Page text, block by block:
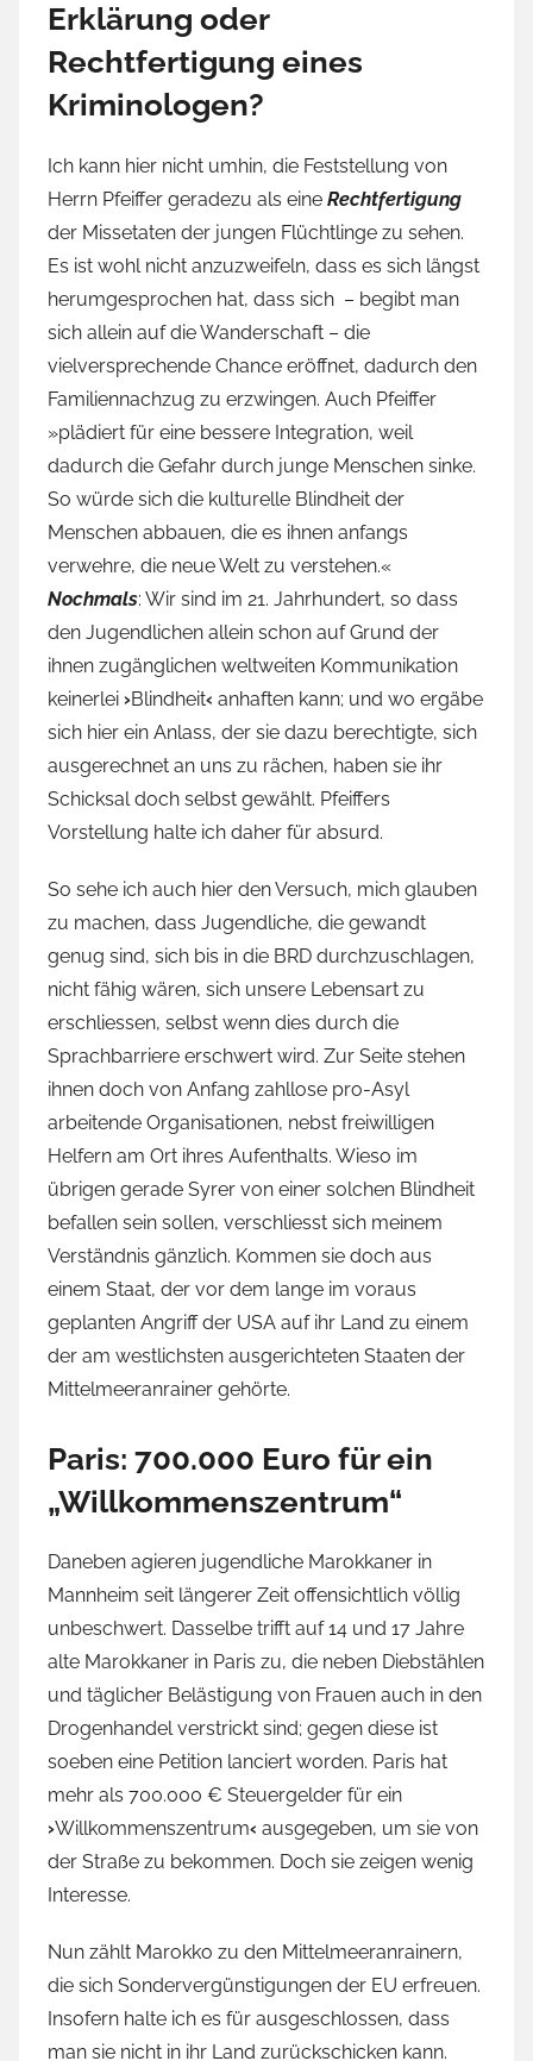
Erklärung oder
Rechtfertigung eines
Kriminologen?
Ich kann hier nicht umhin, die Feststellung von
Herrn Pfeiffer geradezu als eine Rechtfertigung
der Missetaten der jungen Flüchtlinge zu sehen.
Es ist wohl nicht anzuzweifeln, dass es sich längst
herumgesprochen hat, dass sich – begibt man
sich allein auf die Wanderschaft – die
vielversprechende Chance eröffnet, dadurch den
Familiennachzug zu erzwingen. Auch Pfeiffer
»plädiert für eine bessere Integration, weil
dadurch die Gefahr durch junge Menschen sinke.
So würde sich die kulturelle Blindheit der
Menschen abbauen, die es ihnen anfangs
verwehre, die neue Welt zu verstehen.«
Nochmals: Wir sind im 21. Jahrhundert, so dass
den Jugendlichen allein schon auf Grund der
ihnen zugänglichen weltweiten Kommunikation
keinerlei ›Blindheit‹ anhaften kann; und wo ergäbe
sich hier ein Anlass, der sie dazu berechtigte, sich
ausgerechnet an uns zu rächen, haben sie ihr
Schicksal doch selbst gewählt. Pfeiffers
Vorstellung halte ich daher für absurd.
So sehe ich auch hier den Versuch, mich glauben
zu machen, dass Jugendliche, die gewandt
genug sind, sich bis in die BRD durchzuschlagen,
nicht fähig wären, sich unsere Lebensart zu
erschliessen, selbst wenn dies durch die
Sprachbarriere erschwert wird. Zur Seite stehen
ihnen doch von Anfang zahllose pro-Asyl
arbeitende Organisationen, nebst freiwilligen
Helfern am Ort ihres Aufenthalts. Wieso im
übrigen gerade Syrer von einer solchen Blindheit
befallen sein sollen, verschliesst sich meinem
Verständnis gänzlich. Kommen sie doch aus
einem Staat, der vor dem lange im voraus
geplanten Angriff der USA auf ihr Land zu einem
der am westlichsten ausgerichteten Staaten der
Mittelmeeranrainer gehörte.
Paris: 700.000 Euro für ein
„Willkommenszentrum“
Daneben agieren jugendliche Marokkaner in
Mannheim seit längerer Zeit offensichtlich völlig
unbeschwert. Dasselbe trifft auf 14 und 17 Jahre
alte Marokkaner in Paris zu, die neben Diebstählen
und täglicher Belästigung von Frauen auch in den
Drogenhandel verstrickt sind; gegen diese ist
soeben eine Petition lanciert worden. Paris hat
mehr als 700.000 € Steuergelder für ein
›Willkommenszentrum‹ ausgegeben, um sie von
der Straße zu bekommen. Doch sie zeigen wenig
Interesse.
Nun zählt Marokko zu den Mittelmeeranrainern,
die sich Sondervergünstigungen der EU erfreuen.
Insofern halte ich es für ausgeschlossen, dass
man sie nicht in ihr Land zurückschicken kann.